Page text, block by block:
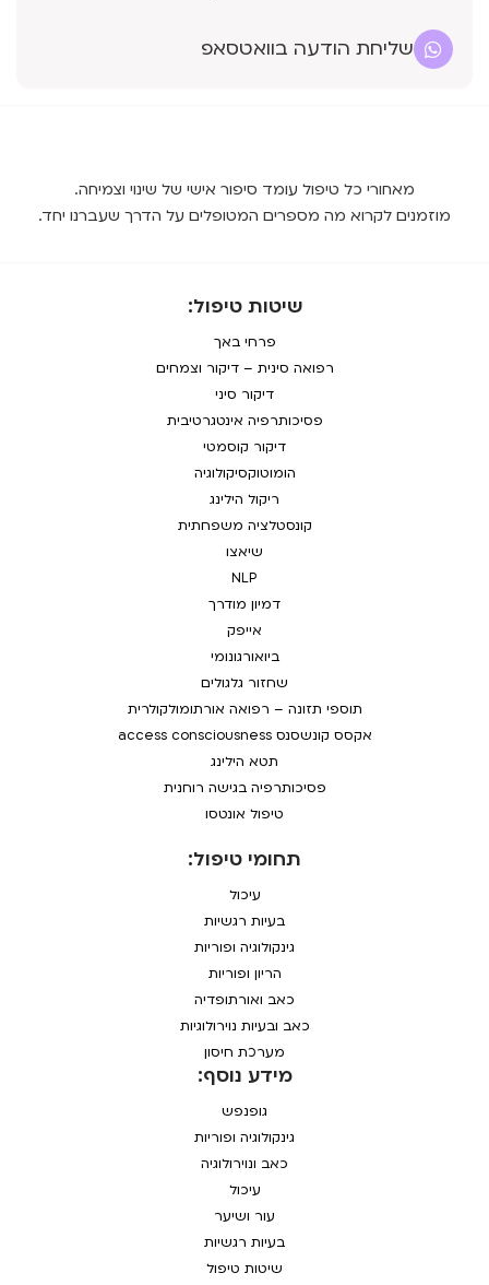
שליחת הודעה בוואטסאפ
מאחורי כל טיפול עומד סיפור אישי של שינוי וצמיחה.
מוזמנים לקרוא מה מספרים המטופלים על הדרך שעברנו יחד.
תחומי טיפול:
עיכול
בעיות רגשיות
גינקולוגיה ופוריות
הריון ופוריות
כאב ואורתופדיה
כאב ובעיות נוירולוגיות
מערכת חיסון
מידע נוסף:
גופנפש
גינקולוגיה ופוריות
כאב ונוירולוגיה
עיכול
עור ושיער
בעיות רגשיות
שיטות טיפול
שיטות טיפול:
פרחי באך
רפואה סינית – דיקור וצמחים
דיקור סיני
פסיכותרפיה אינטגרטיבית
דיקור קוסמטי
הומוטוקסיקולוגיה
ריקול הילינג
קונסטלציה משפחתית
שיאצו
NLP
דמיון מודרך
אייפק
ביואורגונומי
שחזור גלגולים
תוספי תזונה – רפואה אורתומולקולרית
אקסס קונשסנס access consciousness
תטא הילינג
פסיכותרפיה בגישה רוחנית
טיפול אונטסו